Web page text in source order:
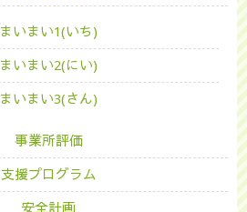
まいまい1(いち)
まいまい2(にい)
まいまい3(さん)
事業所評価
支援プログラム
安全計画